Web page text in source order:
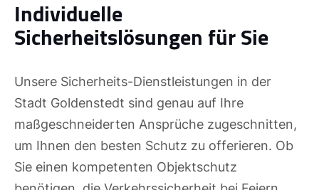
Individuelle
Sicherheitslösungen für Sie
Unsere Sicherheits-Dienstleistungen in der
Stadt Goldenstedt sind genau auf Ihre
maßgeschneiderten Ansprüche zugeschnitten,
um Ihnen den besten Schutz zu offerieren. Ob
Sie einen kompetenten Objektschutz